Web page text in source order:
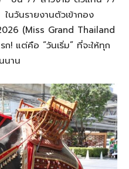
นวันรายงานตัวเข้ากอง
(Miss Grand Thailand
! แต่คือ “วันเริ่ม” ที่จะให้ทุก
นาน